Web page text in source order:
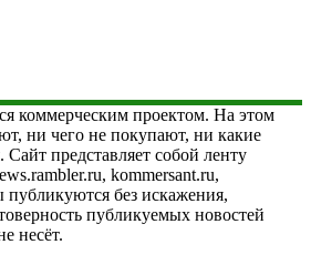
коммерческим проектом. На этом
ни чего не покупают, ни какие
представляет собой ленту
kommersant.ru,
без искажения,
публикуемых новостей
несёт.